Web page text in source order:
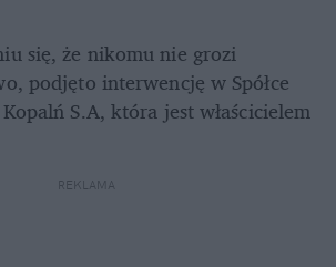
się, że nikomu nie grozi
podjęto interwencję w Spółce
S.A, która jest właścicielem
REKLAMA